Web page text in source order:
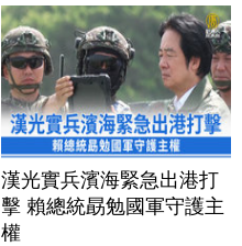
漢光實兵濱海緊急出港打
擊 賴總統勗勉國軍守護主
權